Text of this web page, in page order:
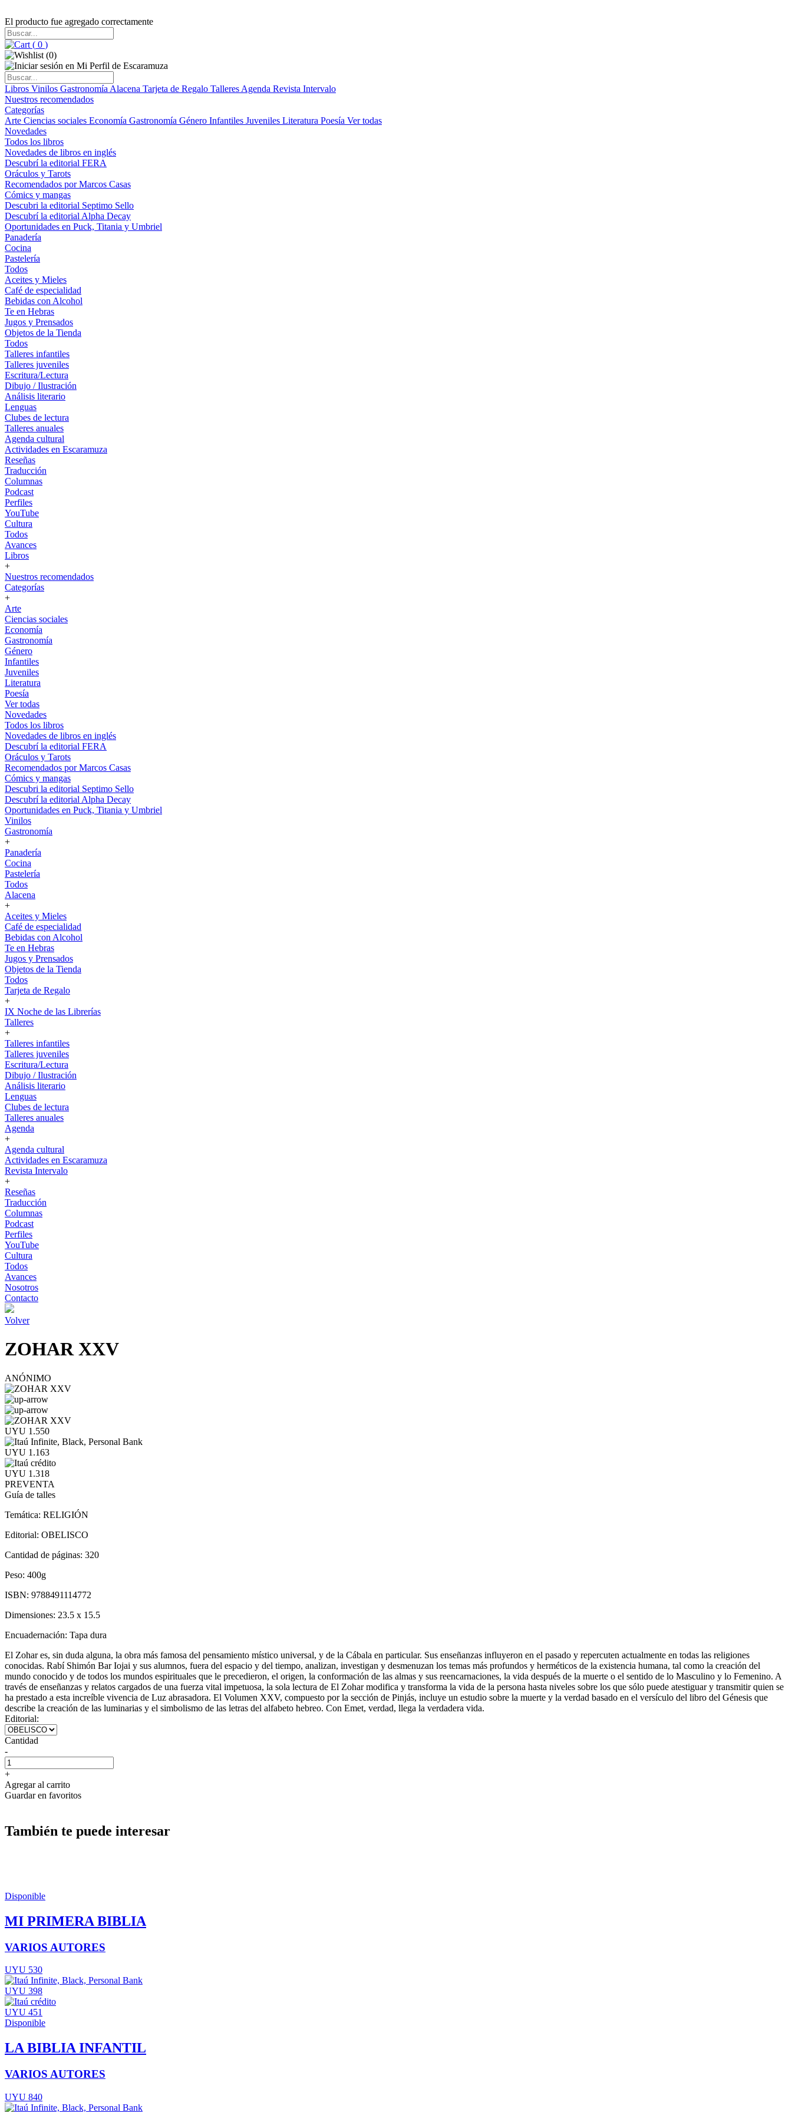
El producto fue agregado correctamente
( 0 )
(0)
Libros Vinilos Gastronomía Alacena Tarjeta de Regalo Talleres Agenda Revista Intervalo
Nuestros recomendados
Categorías
Arte Ciencias sociales Economía Gastronomía Género Infantiles Juveniles Literatura Poesía Ver todas
Novedades
Todos los libros
Novedades de libros en inglés
Descubrí la editorial FERA
Oráculos y Tarots
Recomendados por Marcos Casas
Cómics y mangas
Descubri la editorial Septimo Sello
Descubrí la editorial Alpha Decay
Oportunidades en Puck, Titania y Umbriel
Panadería
Cocina
Pastelería
Todos
Aceites y Mieles
Café de especialidad
Bebidas con Alcohol
Te en Hebras
Jugos y Prensados
Objetos de la Tienda
Todos
Talleres infantiles
Talleres juveniles
Escritura/Lectura
Dibujo / Ilustración
Análisis literario
Lenguas
Clubes de lectura
Talleres anuales
Agenda cultural
Actividades en Escaramuza
Reseñas
Traducción
Columnas
Podcast
Perfiles
YouTube
Cultura
Todos
Avances
Libros
+
Nuestros recomendados
Categorías
+
Arte
Ciencias sociales
Economía
Gastronomía
Género
Infantiles
Juveniles
Literatura
Poesía
Ver todas
Novedades
Todos los libros
Novedades de libros en inglés
Descubrí la editorial FERA
Oráculos y Tarots
Recomendados por Marcos Casas
Cómics y mangas
Descubri la editorial Septimo Sello
Descubrí la editorial Alpha Decay
Oportunidades en Puck, Titania y Umbriel
Vinilos
Gastronomía
+
Panadería
Cocina
Pastelería
Todos
Alacena
+
Aceites y Mieles
Café de especialidad
Bebidas con Alcohol
Te en Hebras
Jugos y Prensados
Objetos de la Tienda
Todos
Tarjeta de Regalo
+
IX Noche de las Librerías
Talleres
+
Talleres infantiles
Talleres juveniles
Escritura/Lectura
Dibujo / Ilustración
Análisis literario
Lenguas
Clubes de lectura
Talleres anuales
Agenda
+
Agenda cultural
Actividades en Escaramuza
Revista Intervalo
+
Reseñas
Traducción
Columnas
Podcast
Perfiles
YouTube
Cultura
Todos
Avances
Nosotros
Contacto
Volver
ZOHAR XXV
ANÓNIMO
UYU 1.550
UYU 1.163
UYU 1.318
PREVENTA
Guía de talles
Temática: RELIGIÓN
Editorial: OBELISCO
Cantidad de páginas: 320
Peso: 400g
ISBN: 9788491114772
Dimensiones: 23.5 x 15.5
Encuadernación: Tapa dura
El Zohar es, sin duda alguna, la obra más famosa del pensamiento místico universal, y de la Cábala en particular. Sus enseñanzas influyeron en el pasado y repercuten actualmente en todas las religiones
conocidas. Rabí Shimón Bar Iojai y sus alumnos, fuera del espacio y del tiempo, analizan, investigan y desmenuzan los temas más profundos y herméticos de la existencia humana, tal como la creación del
mundo conocido y de todos los mundos espirituales que le precedieron, el origen, la conformación de las almas y sus reencarnaciones, la vida después de la muerte o el sentido de lo Masculino y lo Femenino. A
través de enseñanzas y relatos cargados de una fuerza vital impetuosa, la sola lectura de El Zohar modifica y transforma la vida de la persona hasta niveles sobre los que sólo puede atestiguar y transmitir quien se
ha prestado a esta increíble vivencia de Luz abrasadora. El Volumen XXV, compuesto por la sección de Pinjás, incluye un estudio sobre la muerte y la verdad basado en el versículo del libro del Génesis que
describe la creación de las luminarias y el simbolismo de las letras del alfabeto hebreo. Con Emet, verdad, llega la verdadera vida.
Editorial:
Cantidad
-
+
Agregar al carrito
Guardar en favoritos
También te puede interesar
Disponible
MI PRIMERA BIBLIA
VARIOS AUTORES
UYU 530
UYU 398
UYU 451
Disponible
LA BIBLIA INFANTIL
VARIOS AUTORES
UYU 840